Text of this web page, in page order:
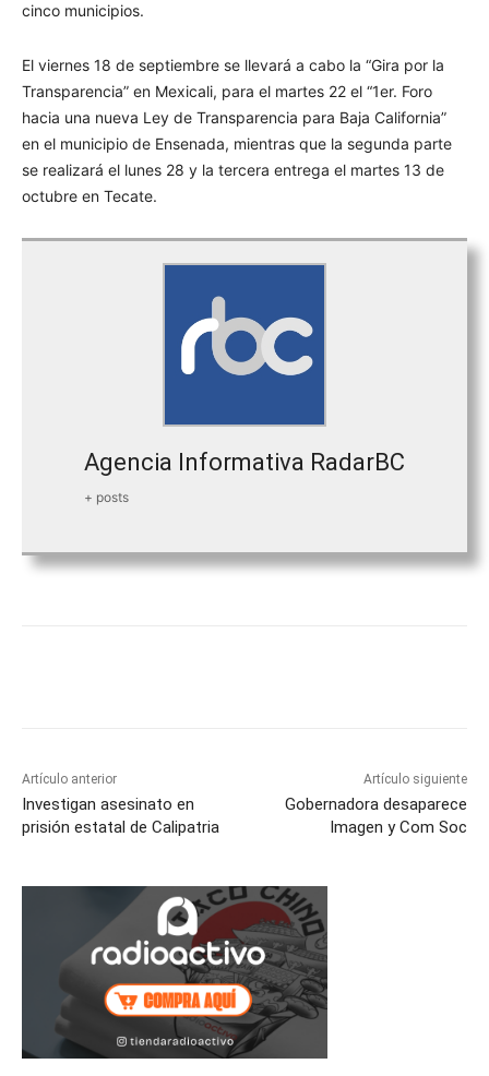
cinco municipios.
El viernes 18 de septiembre se llevará a cabo la “Gira por la
Transparencia” en Mexicali, para el martes 22 el “1er. Foro
hacia una nueva Ley de Transparencia para Baja California”
en el municipio de Ensenada, mientras que la segunda parte
se realizará el lunes 28 y la tercera entrega el martes 13 de
octubre en Tecate.
Agencia Informativa RadarBC
+ posts
Artículo anterior
Investigan asesinato en
prisión estatal de Calipatria
Artículo siguiente
Gobernadora desaparece
Imagen y Com Soc